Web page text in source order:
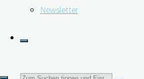
Newsletter
sowie betroffenen Probanden validiert